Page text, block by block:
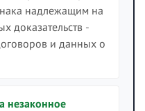
надлежащим на
доказательств -
и данных о
незаконное